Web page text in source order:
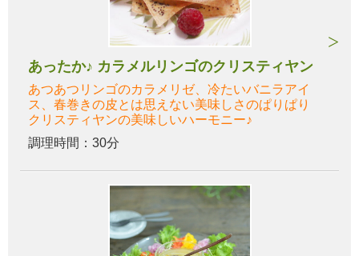
あったか♪ カラメルリンゴのクリスティヤン
あつあつリンゴのカラメリゼ、冷たいバニラアイ
ス、春巻きの皮とは思えない美味しさのぱりぱり
クリスティヤンの美味しいハーモニー♪
調理時間：30分